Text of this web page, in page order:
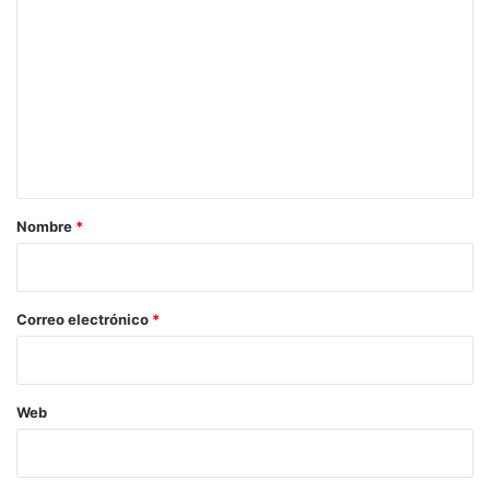
r
*
Nombre *
Correo electrónico *
Web